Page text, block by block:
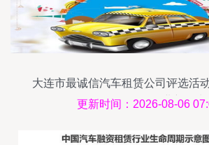
大连市最诚信汽车租赁公司评选活
服务引领行业新风尚
更新时间：2026-08-06